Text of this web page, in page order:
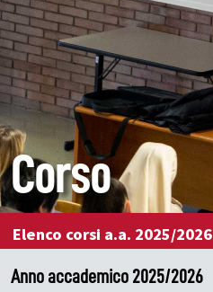
Corso
Elenco corsi a.a. 2025/2026
Anno accademico 2025/2026